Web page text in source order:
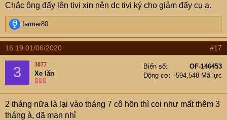
Chắc ông đấy lên tivi xin nên dc tivi ký cho giảm đấy cụ ạ.
R
e
a
c
t
n
s
:
farmer80
16:19 01/06/2020 #17
3 3077
Xe lăn
Biển số
OF-146453
Động cơ
-594,548 Mã lực
2 tháng nữa là lại vào tháng 7 cô hồn thì coi như mất thêm 3
tháng à, dã man nhỉ